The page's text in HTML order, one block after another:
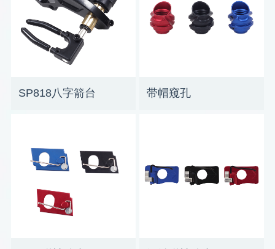
SP818八字箭台 带帽窥孔